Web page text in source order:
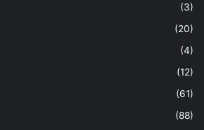
(3)
(20)
(4)
(12)
(61)
(88)